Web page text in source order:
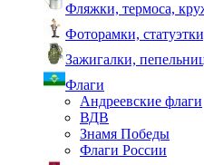
Фляжки, термоса,
Фоторамки,
Зажигалки,
Флаги
Андреевские флаги
ВДВ
Знамя Победы
Флаги России